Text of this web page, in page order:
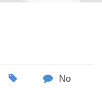
No